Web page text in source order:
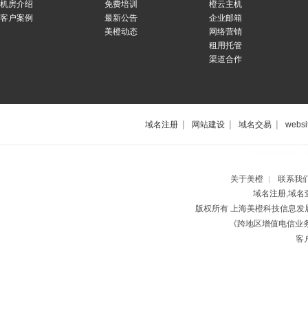
机房介绍
客户案例
免费培训
最新公告
美橙动态
橙云主机
企业邮箱
网络营销
租用托管
渠道合作
域名注册 | 网站建设 | 域名交易 |
关于美橙 |
联系我
域名注册,域名
版权所有 上海美橙科技信息
《跨地区增值电信
客